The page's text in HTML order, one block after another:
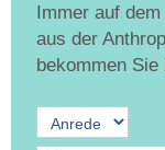
Immer auf
aus der
bekommen